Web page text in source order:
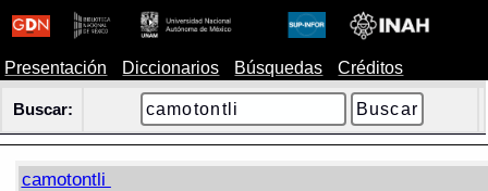
Presentación Diccionarios Búsquedas Créditos
Buscar:
camotontli